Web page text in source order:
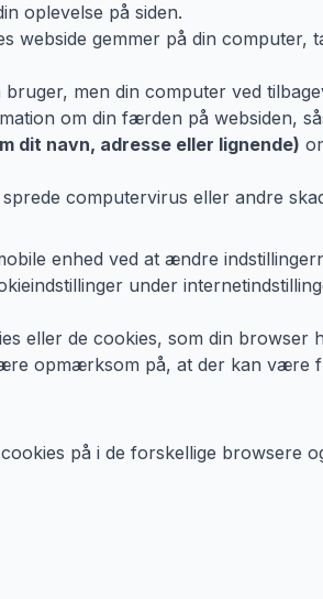
oplevelse på siden.
webside gemmer på din
men din computer ved
om din færden på websiden,
dit navn, adresse eller lignende)
computervirus eller andre
enhed ved at ændre
under
eller de cookies, som din browser
opmærksom på, at der kan være
på i de forskellige browsere